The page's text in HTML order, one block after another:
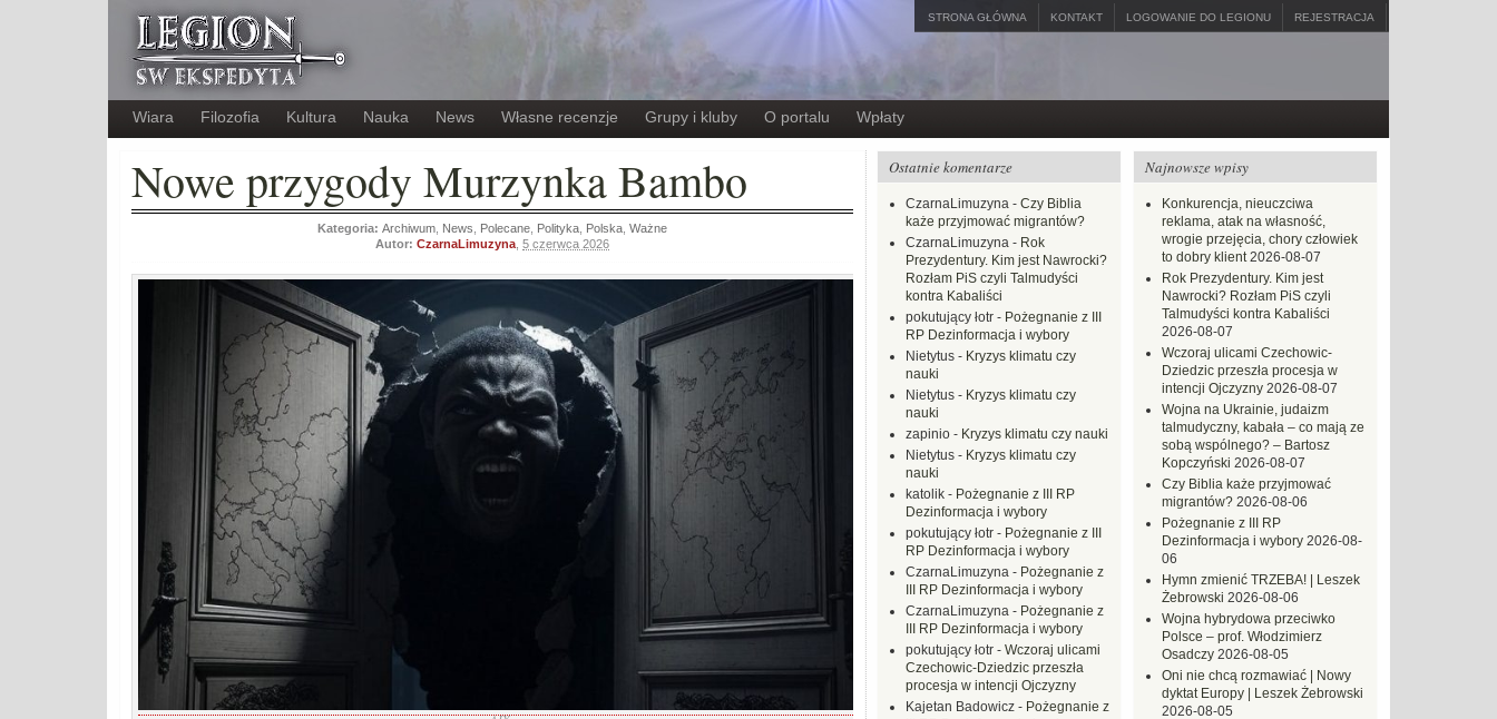
STRONA GŁÓWNA KONTAKT LOGOWANIE DO LEGIONU REJESTRACJA
Wiara Filozofia Kultura Nauka News Własne recenzje Grupy i kluby O portalu Wpłaty
Nowe przygody Murzynka Bambo
Kategoria: Archiwum News Polecane Polityka Polska Ważne
Autor: CzarnaLimuzyna 5 czerwca 2026
Najnowsze wpisy
Konkurencja, nieuczciwa
reklama, atak na własność,
wrogie przejęcia, chory człowiek
to dobry klient 2026-08-07
Rok Prezydentury. Kim jest
Nawrocki? Rozłam PiS czyli
Talmudyści kontra Kabaliści
2026-08-07
Wczoraj ulicami Czechowic-
Dziedzic przeszła procesja w
intencji Ojczyzny 2026-08-07
Wojna na Ukrainie, judaizm
talmudyczny, kabała – co mają ze
sobą wspólnego? – Bartosz
Kopczyński 2026-08-07
Czy Biblia każe przyjmować
migrantów? 2026-08-06
Pożegnanie z III RP
Dezinformacja i wybory 2026-08-
06
Hymn zmienić TRZEBA! | Leszek
Żebrowski 2026-08-06
Wojna hybrydowa przeciwko
Polsce – prof. Włodzimierz
Osadczy 2026-08-05
Oni nie chcą rozmawiać | Nowy
dyktat Europy | Leszek Żebrowski
2026-08-05
Ostatnie komentarze
CzarnaLimuzyna - Czy Biblia
każe przyjmować migrantów?
CzarnaLimuzyna - Rok
Prezydentury. Kim jest Nawrocki?
Rozłam PiS czyli Talmudyści
kontra Kabaliści
pokutujący łotr - Pożegnanie z III
RP Dezinformacja i wybory
Nietytus - Kryzys klimatu czy
nauki
Nietytus - Kryzys klimatu czy
nauki
zapinio - Kryzys klimatu czy nauki
Nietytus - Kryzys klimatu czy
nauki
katolik - Pożegnanie z III RP
Dezinformacja i wybory
pokutujący łotr - Pożegnanie z III
RP Dezinformacja i wybory
CzarnaLimuzyna - Pożegnanie z
III RP Dezinformacja i wybory
CzarnaLimuzyna - Pożegnanie z
III RP Dezinformacja i wybory
pokutujący łotr - Wczoraj ulicami
Czechowic-Dziedzic przeszła
procesja w intencji Ojczyzny
Kajetan Badowicz - Pożegnanie z